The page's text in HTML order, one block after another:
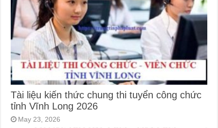
Tài liệu kiến thức chung thi tuyển công chức
tỉnh Vĩnh Long 2026
May 23, 2026